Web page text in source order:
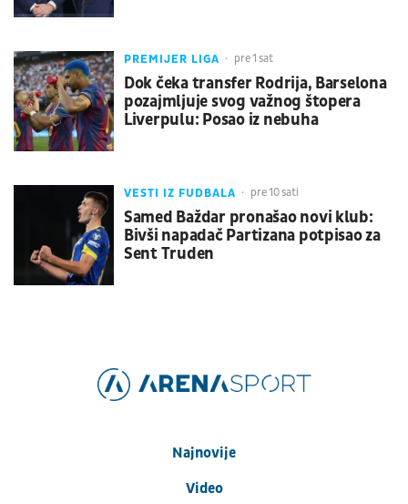
PREMIJER LIGA pre 1 sat
Dok čeka transfer Rodrija, Barselona
pozajmljuje svog važnog štopera
Liverpulu: Posao iz nebuha
VESTI IZ FUDBALA pre 10 sati
Samed Baždar pronašao novi klub:
Bivši napadač Partizana potpisao za
Sent Truden
Najnovije
Video